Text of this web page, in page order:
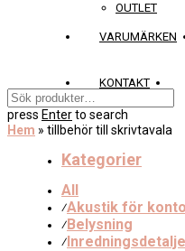
OUTLET
VARUMÄRKEN
KONTAKT
press Enterto search
Hem » tillbehör till skrivtavala
Kategorier
All
⁄Akustik för
⁄Belysning
⁄